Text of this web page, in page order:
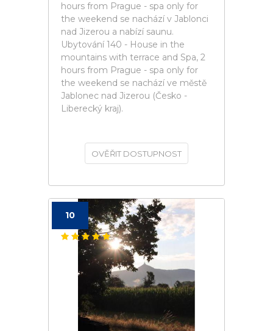
hours from Prague - spa only for
the weekend se nachází v Jablonci
nad Jizerou a nabízí saunu.
Ubytování 140 - House in the
mountains with terrace and Spa, 2
hours from Prague - spa only for
the weekend se nachází ve městě
Jablonec nad Jizerou (Česko -
Liberecký kraj).
OVĚŘIT DOSTUPNOST
10